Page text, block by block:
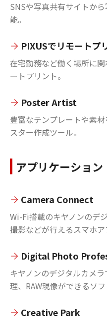
SNSや写真共有サイトか
能。
PIXUSでリモートプ
在宅勤務など働く場所に
ートプリント。
Poster Artist
豊富なテンプレートや素
スター作成ツール。
アプリケーション
Camera Connect
Wi-Fi搭載のキヤノンのデ
撮影などが行えるスマホア
Digital Photo
キヤノンのデジタルカメ
理、RAW現像ができるソフ
Creative Park